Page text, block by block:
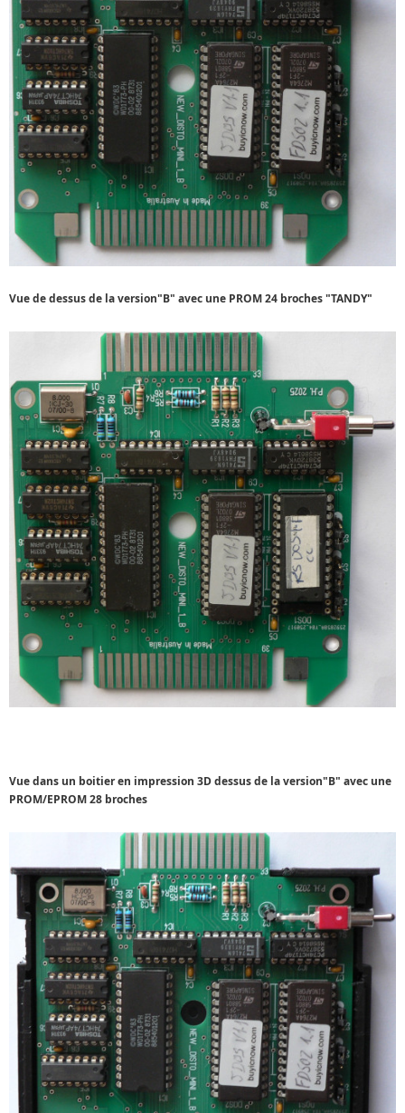
Vue de dessus de la version"B" avec une PROM 24 broches "TANDY"
Vue dans un boitier en impression 3D dessus de la version"B" avec une
PROM/EPROM 28 broches